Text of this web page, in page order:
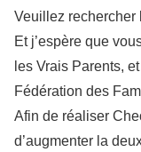
Veuillez
Et j’espère que
les Vrais Parents,
Fédération des
Afin de réaliser
d’augmenter la